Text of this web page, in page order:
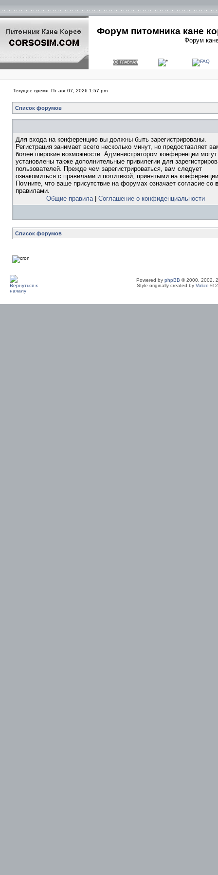
Форум питомника кане
Форум
Текущее время: Пт авг 07, 2026 1:57 pm
Список форумов
Для входа на конференцию вы должны быть зарегистрированы.
Регистрация занимает всего несколько минут, но предоставляет
более широкие возможности. Администратором конференции
установлены также дополнительные привилегии для
пользователей. Прежде чем зарегистрироваться, вам следует
ознакомиться с правилами и политикой, принятыми на
Помните, что ваше присутствие на форумах означает согласие со
правилами.
Общие правила| Соглашение о конфиденциальности
Список форумов
Powered by phpBB © 2000, 2002,
Style originally created by Volize ©